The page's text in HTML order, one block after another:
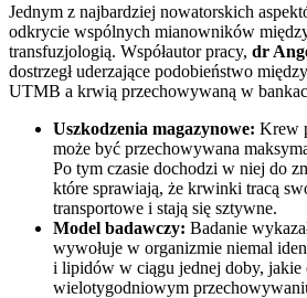
Jednym z najbardziej nowatorskich
odkrycie wspólnych mianowników
transfuzjologią. Współautor pracy, dr
dostrzegł uderzające podobieństwo
UTMB a krwią przechowywaną w
Uszkodzenia magazynowe: Krew
może być przechowywana
Po tym czasie dochodzi w niej do
które sprawiają, że krwinki tracą
transportowe i stają się sztywne.
Model badawczy: Badanie
wywołuje w organizmie niemal
i lipidów w ciągu jednej doby, jakie
wielotygodniowym